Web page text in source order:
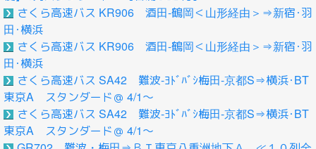
さくら高速バス KR906 酒田-鶴岡＜山形経由＞⇒新宿･羽
田･横浜
さくら高速バス KR906 酒田-鶴岡＜山形経由＞⇒新宿･羽
田･横浜
さくら高速バス SA42 難波-ﾖﾄﾞﾊﾞｼ梅田-京都S⇒横浜･BT
東京A スタンダード＠ 4/1～
さくら高速バス SA42 難波-ﾖﾄﾞﾊﾞｼ梅田-京都S⇒横浜･BT
東京A スタンダード＠ 4/1～